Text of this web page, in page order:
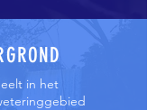
in het